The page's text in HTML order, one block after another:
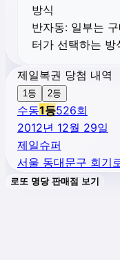
방식
반자동: 일부는
터가 선택하는 방
제일복권 당첨 내역
1등 2등
수동1등526회
2012년 12월 29일
제일슈퍼
서울 동대문구 회기
로또 명당 판매점 보기